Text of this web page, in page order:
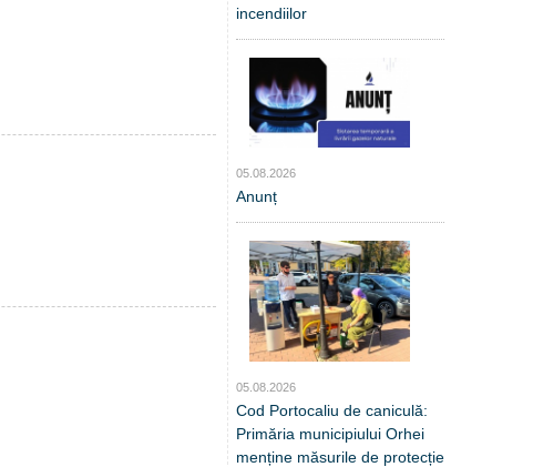
incendiilor
05.08.2026
Anunț
05.08.2026
Cod Portocaliu de caniculă:
Primăria municipiului Orhei
menține măsurile de protecție